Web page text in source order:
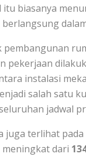
biasanya
pembangunan
pekerjaan
instalasi
salah satu
jadwal
juga terlihat
meningkat dari